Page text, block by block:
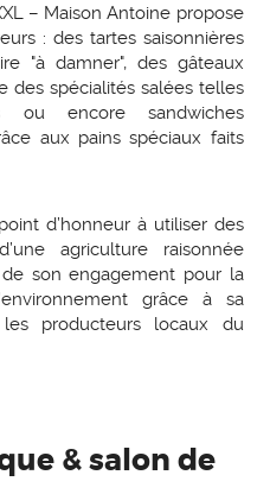
– Maison Antoine propose
: des tartes saisonnières
"à damner", des gâteaux
des spécialités salées telles
ou encore sandwiches
aux pains spéciaux faits
d’honneur à utiliser des
agriculture raisonnée
son engagement pour la
grâce à sa
producteurs locaux du
& salon de